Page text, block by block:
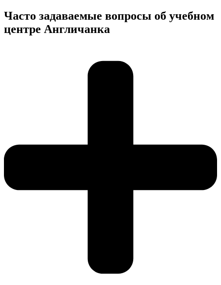
Часто задаваемые вопросы об учебном
центре Англичанка